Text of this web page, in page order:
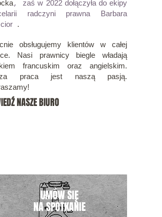
,zaś w 2022 dołączyła do ekipy
radczyni prawna Barbara
.
obsługujemy klientów w całej
Nasi prawnicy biegle władają
francuskim oraz angielskim.
praca jest naszą pasją.
NASZE BIURO
UMÓW SIĘ
NA SPOTKANIE